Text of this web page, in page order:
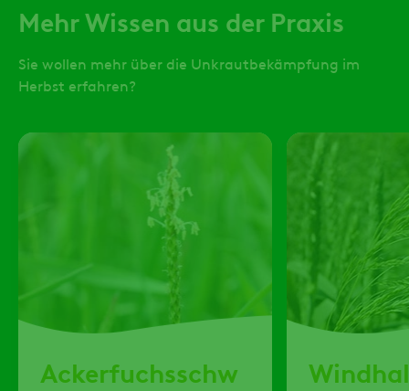
Mehr Wissen aus der Praxis
Sie wollen mehr über die Unkrautbekämpfung im
Herbst erfahren?
Ackerfuchsschw